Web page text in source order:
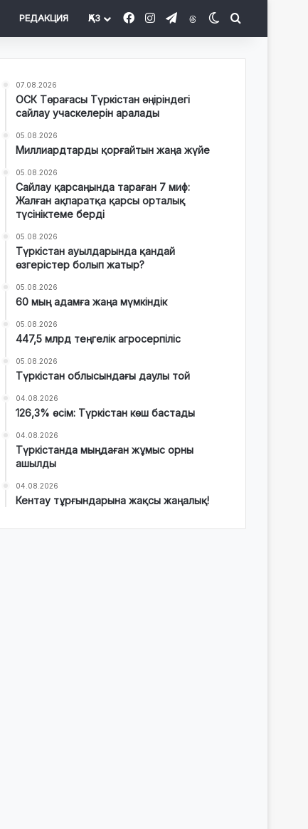
РЕДАКЦИЯ ҚАЗ FacebookInstagram
TelegramThreadsSwitch skin
07.08.2026
ОСК Төрағасы Түркістан өңіріндегі
сайлау учаскелерін аралады
05.08.2026
Миллиардтарды қорғайтын жаңа жүйе
05.08.2026
Сайлау қарсаңында тараған 7 миф:
Жалған ақпаратқа қарсы орталық
түсініктеме берді
05.08.2026
Түркістан ауылдарында қандай
өзгерістер болып жатыр?
05.08.2026
60 мың адамға жаңа мүмкіндік
05.08.2026
447,5 млрд теңгелік агросерпіліс
05.08.2026
Түркістан облысындағы даулы той
04.08.2026
126,3% өсім: Түркістан көш бастады
04.08.2026
Түркістанда мыңдаған жұмыс орны
ашылды
04.08.2026
Кентау тұрғындарына жақсы жаңалық!